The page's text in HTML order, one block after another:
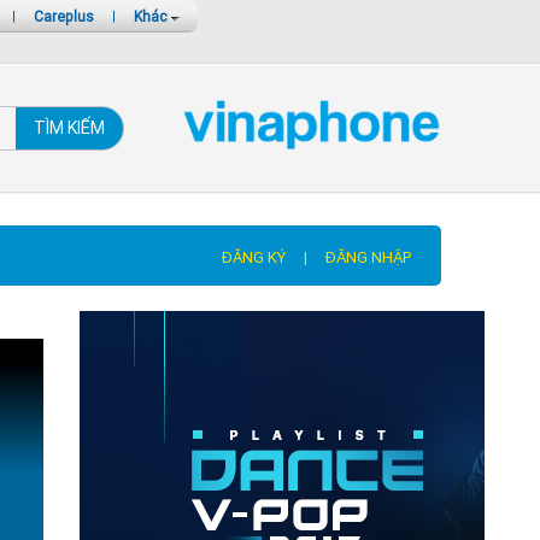
| Careplus | Khác
TÌM KIẾM
ĐĂNG KÝ | ĐĂNG NHẬP